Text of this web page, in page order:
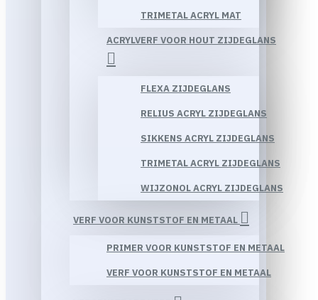
TRIMETAL ACRYL MAT
ACRYLVERF VOOR HOUT ZIJDEGLANS
FLEXA ZIJDEGLANS
RELIUS ACRYL ZIJDEGLANS
SIKKENS ACRYL ZIJDEGLANS
TRIMETAL ACRYL ZIJDEGLANS
WIJZONOL ACRYL ZIJDEGLANS
VERF VOOR KUNSTSTOF EN METAAL
PRIMER VOOR KUNSTSTOF EN METAAL
VERF VOOR KUNSTSTOF EN METAAL